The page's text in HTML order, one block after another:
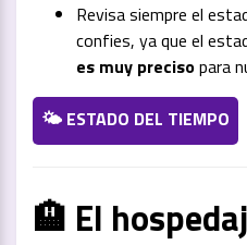
Revisa siempre el
confies, ya que el
es muy precisopara
🌤️ ESTADO DEL TIEMPO
🏨 El